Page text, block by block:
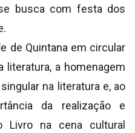
busca com festa dos
de Quintana em circular
literatura, a homenagem
na literatura e, ao
da realização e
Livro na cena cultural